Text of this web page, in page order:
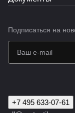
Подписаться на
+7 495 633-07-61